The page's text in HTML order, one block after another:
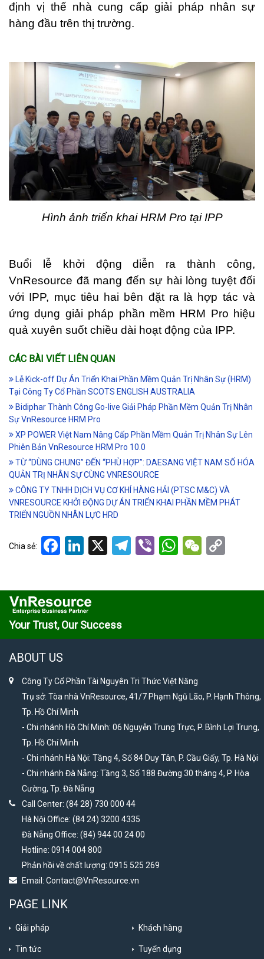
định vị thế nhà cung cấp giải pháp nhân sự
hàng đầu trên thị trường.
Hình ảnh triển khai HRM Pro tại IPP
Buổi lễ khởi động diễn ra thành công,
VnResource đã mang đến sự hài lòng tuyệt đối
với IPP, mục tiêu hai bên đặt ra là hợp tác và
ứng dụng giải pháp phần mềm HRM Pro hiệu
quả xuyên suốt chiều dài hoạt động của IPP.
CÁC BÀI VIẾT LIÊN QUAN
Lễ Kick-off Dự Án Triển Khai Phần Mềm Quản Trị Nhân Sự (HRM)
Tại Công Ty Cổ Phần SCOTS ENGLISH AUSTRALIA
Bidiphar Thành Công Go-live Giải Pháp Phần Mềm Quản Trị Nhân
Sự VnResource HRM Pro
XP POWER Việt Nam Nâng Cấp Phần Mềm Quản Trị Nhân Sự Lên
Phiên Bản VnResource HRM Pro 10.0
TỪ “DÙNG CHUNG” ĐẾN “PHÙ HỢP”: DAESANG VIỆT NAM SỐ HÓA
QUẢN TRỊ NHÂN SỰ CÙNG VNRESOURCE
CÔNG TY TNHH DỊCH VỤ CƠ KHÍ HÀNG HẢI (PTSC M&C) VÀ
VNRESOURCE KHỞI ĐỘNG DỰ ÁN TRIỂN KHAI PHẦN MỀM PHÁT
TRIỂN NGUỒN NHÂN LỰC HRD
Chia sẻ: Facebook
LinkedIn
X Telegram
ViberWhatsApp
Your Trust, Our Success
ABOUT US
Công Ty Cổ Phần Tài Nguyên Tri Thức Việt Năng
Trụ sở: Tòa nhà VnResource, 41/7 Phạm Ngũ Lão, P. Hạnh Thông,
Tp. Hồ Chí Minh
- Chi nhánh Hồ Chí Minh: 06 Nguyễn Trung Trực, P. Bình Lợi Trung,
Tp. Hồ Chí Minh
- Chi nhánh Hà Nội: Tầng 4, Số 84 Duy Tân, P. Cầu Giấy, Tp. Hà Nội
- Chi nhánh Đà Nẵng: Tầng 3, Số 188 Đường 30 tháng 4, P. Hòa
Cường, Tp. Đà Nẵng
Call Center: (84 28) 730 000 44
Hà Nội Office: (84 24) 3200 4335
Đà Nẵng Office: (84) 944 00 24 00
Hotline: 0914 004 800
Phản hồi về chất lượng: 0915 525 269
Email: Contact@VnResource.vn
PAGE LINK
Giải pháp Khách hàng
Tin tức Tuyển dụng